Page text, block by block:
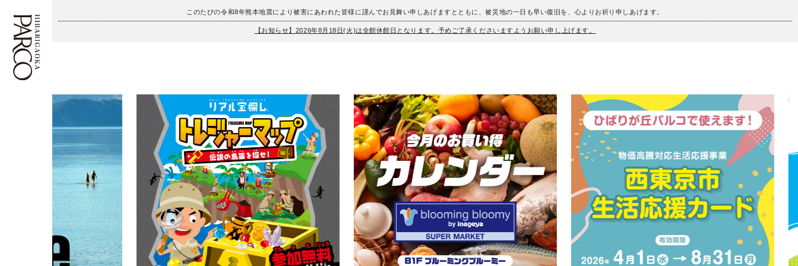
このたびの令和8年熊本地震により被害にあわれた皆様に謹んでお見舞い申しあげますとともに、被災地の一日も早い復旧を、心よりお祈り申しあげます。
【お知らせ】2026年8月18日(火)は全館休館日となります。予めご了承くださいますようお願い申し上げます。
イベント・ポップアップ
ニュース
レストラン・カフェ
TAX FREE
簡体字
한국어
ภาษาไทย
日本語